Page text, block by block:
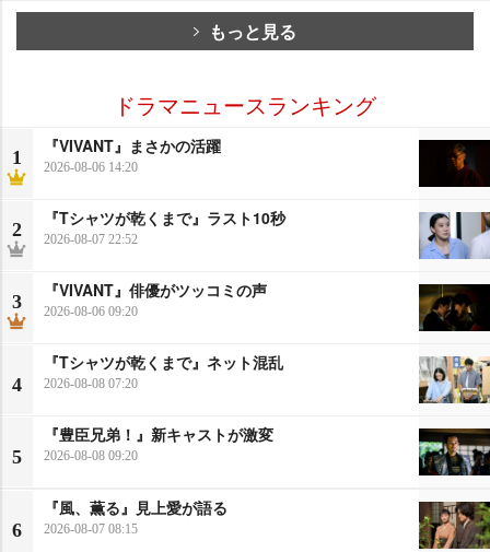
もっと見る
ドラマニュースランキング
1
『VIVANT』まさかの活躍
2026-08-06 14:20
2
『Tシャツが乾くまで』ラスト10秒
2026-08-07 22:52
3
『VIVANT』俳優がツッコミの声
2026-08-06 09:20
4
『Tシャツが乾くまで』ネット混乱
2026-08-08 07:20
5
『豊臣兄弟！』新キャストが激変
2026-08-08 09:20
6
『風、薫る』見上愛が語る
2026-08-07 08:15